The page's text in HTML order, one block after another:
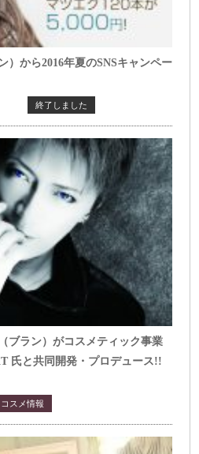
）から2016年夏のSNSキャンペー
終了しました
ブラン）がコスメティック事業
と共同開発・プロデュース!!
コスメ情報